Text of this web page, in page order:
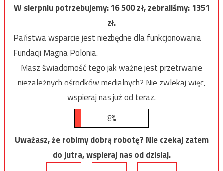
W sierpniu potrzebujemy:16 500zł, zebraliśmy:1351
zł.
Państwa wsparcie jest niezbędne dla funkcjonowania
Fundacji Magna Polonia.
Masz świadomość tego jak ważne jest przetrwanie
niezależnych ośrodków medialnych? Nie zwlekaj więc,
wspieraj nas już od teraz.
8%
Uważasz, że robimy dobrą robotę? Nie czekaj zatem
do jutra, wspieraj nas od dzisiaj.